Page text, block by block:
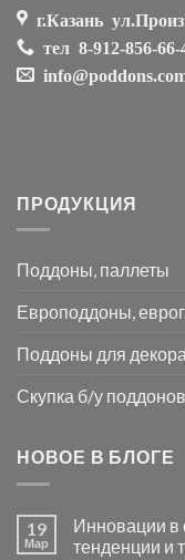
г.Казань
тел 8-912-856-66-
ПРОДУКЦИЯ
Поддоны, паллеты
Европоддоны,
Поддоны для декора
Скупка б/у поддонов
НОВОЕ В БЛОГЕ
19
Мар
Инновации в
тенденции и